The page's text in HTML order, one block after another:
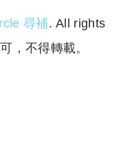
尋補. All rights
，不得轉載。